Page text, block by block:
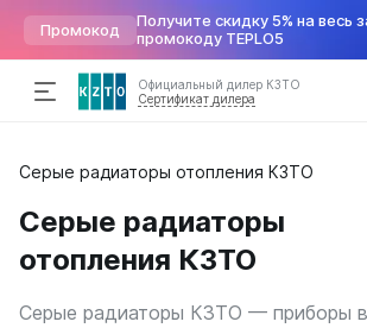
Промокод
Получите скидку 5% на весь
промокоду TEPLO5
Официальный дилер КЗТО
Сертификат дилера
Радиаторы
По параметрам
Вертикальные
Трубчатые
Напольные
Напольные
Элегант Мини
Элегант Плюс
Арматура для
Вентили для радиаторов
Воздухоудалители и
Кронштейны
Серые радиаторы отопления КЗТО
Серые радиаторы
отопления КЗТО
Серые радиаторы КЗТО — приборы